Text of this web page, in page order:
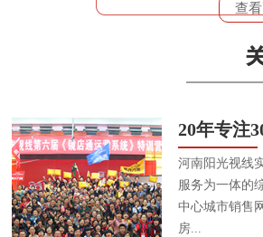
查
20年专注
河南阳光视线
服务为一体的
中心城市销售
房...